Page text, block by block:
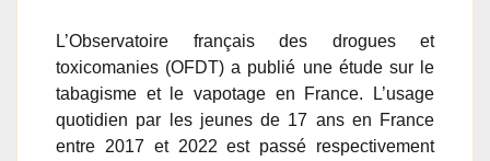
L’Observatoire français des drogues et
toxicomanies (OFDT) a publié une étude sur le
tabagisme et le vapotage en France. L’usage
quotidien par les jeunes de 17 ans en France
entre 2017 et 2022 est passé respectivement